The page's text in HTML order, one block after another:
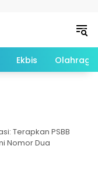
Ekbis Olahraga
Terapkan PSBB
Nomor Dua